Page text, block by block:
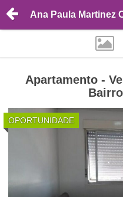
Ana Paula Martinez
Apartamento -
OPORTUNIDADE